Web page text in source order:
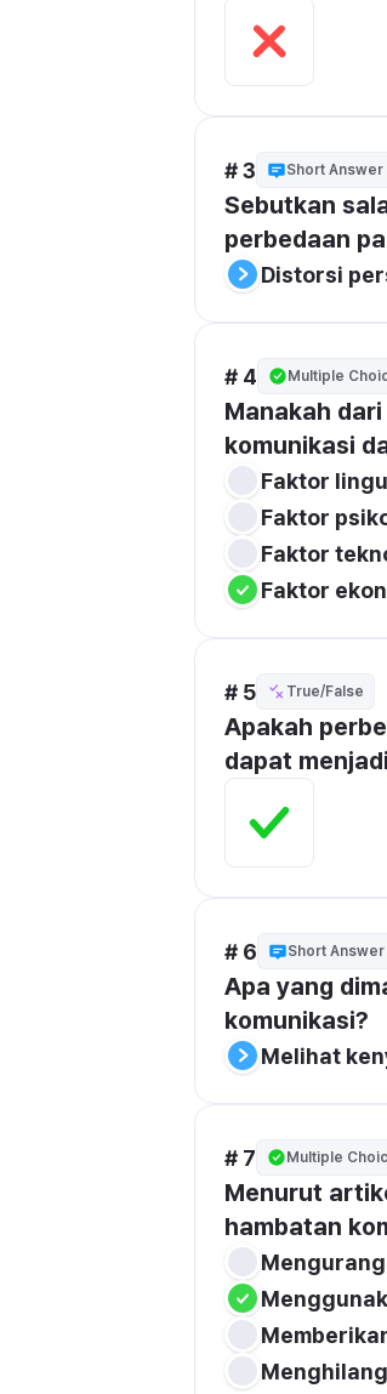
# 3 Short Answer
Sebutkan
perbedaan
Distorsi
# 4 Multiple
Manakah
komunikasi
Faktor
Faktor
Faktor
Faktor
# 5 True/False
Apakah
dapat
# 6 Short Answer
Apa yang
komunikasi?
Melihat
# 7 Multiple
Menurut
hambatan